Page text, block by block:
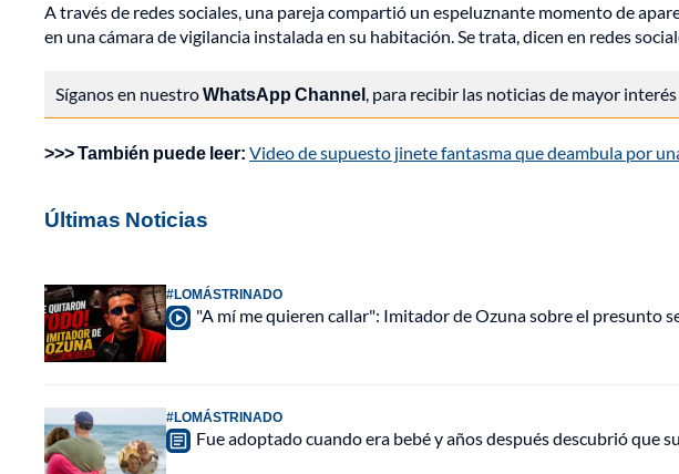
A través de redes sociales, una pareja compartió un espeluznante momento de
en una cámara de vigilancia instalada en su habitación. Se trata, dicen en redes
Síganos en nuestroWhatsApp Channel, para recibir las noticias de mayor interés
>>> También puede leer: Video de supuesto jinete fantasma que deambula por
Últimas Noticias
#LOMÁSTRINADO
"A mí me quieren callar": Imitador de Ozuna sobre el presunto
#LOMÁSTRINADO
Fue adoptado cuando era bebé y años después descubrió que